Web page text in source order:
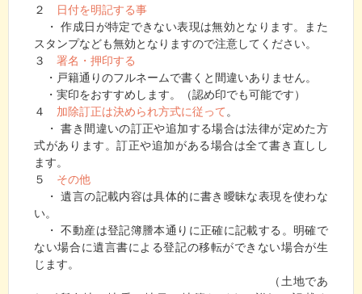
２
日付を明記する事
・ 作成日が特定できない表現は無効となります。また
スタンプなども無効となりますので注意してください。
３署名・押印する
・戸籍通りのフルネームで書くと間違いありません。
・実印をおすすめします。（認め印でも可能です）
４ 加除訂正は決められ方式に従って 。
・ 書き間違いの訂正や追加する場合は法律が定めた方
式があります。訂正や追加がある場合は全て書き直しし
ます。
５ その他
・ 遺言の記載内容は具体的に書き曖昧な表現を使わな
い。
・ 不動産は登記簿謄本通りに正確に記載する。明確で
ない場合に遺言書による登記の移転ができない場合が生
じます。
（土地であ